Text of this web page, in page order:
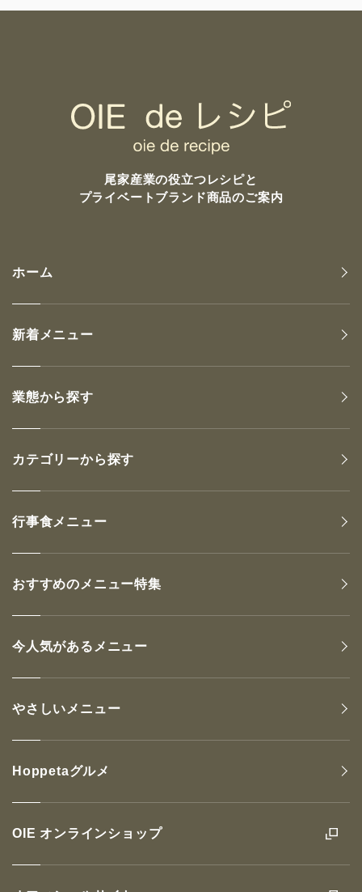
尾家産業の役立つレシピと
プライベートブランド商品のご案内
OIE オンラインショップ
ホーム
新着メニュー
業態から探す
カテゴリーから探す
行事食メニュー
おすすめのメニュー特集
今人気があるメニュー
やさしいメニュー
Hoppetaグルメ